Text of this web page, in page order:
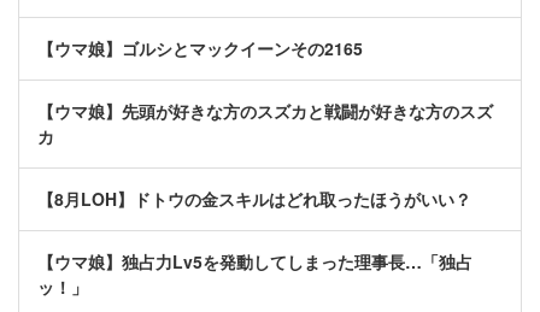
【ウマ娘】ゴルシとマックイーンその2165
【ウマ娘】先頭が好きな方のスズカと戦闘が好きな方のスズ
カ
【8月LOH】ドトウの金スキルはどれ取ったほうがいい？
【ウマ娘】独占力Lv5を発動してしまった理事長…「独占
ッ！」